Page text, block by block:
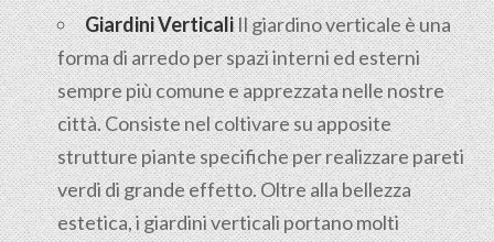
Giardini VerticaliIl giardino verticale è una
forma di arredo per spazi interni ed esterni
sempre più comune e apprezzata nelle nostre
città. Consiste nel coltivare su apposite
strutture piante specifiche per realizzare pareti
verdi di grande effetto. Oltre alla bellezza
estetica, i giardini verticali portano molti